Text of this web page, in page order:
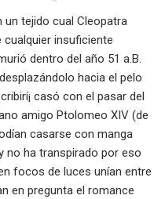
tejido cual Cleopatra
insuficiente
dentro del año 51 a.B.
hacia el pelo
casó con el pasar del
amigo Ptolomeo XIV (de
casarse con manga
no ha transpirado por eso
focos de luces unían entre
en pregunta el romance